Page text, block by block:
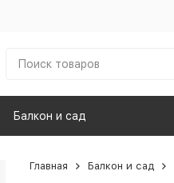
Балкон и сад
Главная Балкон и сад